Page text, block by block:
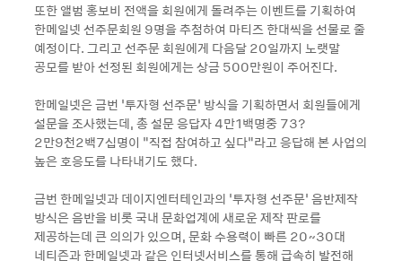
또한 앨범 홍보비 전액을 회원에게 돌려주는 이벤트를 기획하여
한메일넷 선주문회원 9명을 추첨하여 마티즈 한대씩을 선물로 줄
예정이다. 그리고 선주문 회원에게 다음달 20일까지 노랫말
공모를 받아 선정된 회원에게는 상금 500만원이 주어진다.
한메일넷은 금번 ‘투자형 선주문’ 방식을 기획하면서 회원들에게
설문을 조사했는데, 총 설문 응답자 4만1백명중 73?
2만9천2백7십명이 “직접 참여하고 싶다”라고 응답해 본 사업의
높은 호응도를 나타내기도 했다.
금번 한메일넷과 데이지엔터테인과의 ‘투자형 선주문’ 음반제작
방식은 음반을 비롯 국내 문화업계에 새로운 제작 판로를
제공하는데 큰 의의가 있으며, 문화 수용력이 빠른 20~30대
네티즌과 한메일넷과 같은 인터넷서비스를 통해 급속히 발전해